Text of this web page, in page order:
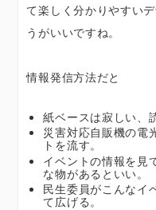
て楽しく分かりやすい
うがいいですね。
情報発信方法だと
紙ベースは寂しい、
災害対応自販機の電
トを流す。
イベントの情報を見
な物があるといい。
民生委員がこんなイ
て広げる。